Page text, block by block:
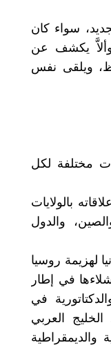
سواء كان
وألاَّ يكشف عن
ويلقى نفس
مختلفة لكل
بالولايات
والدول
لهزيمة روسيا
في إطار
في
الخليج العربي